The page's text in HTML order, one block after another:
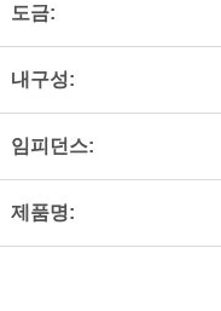
도금:
내구성:
임피던스:
제품명: